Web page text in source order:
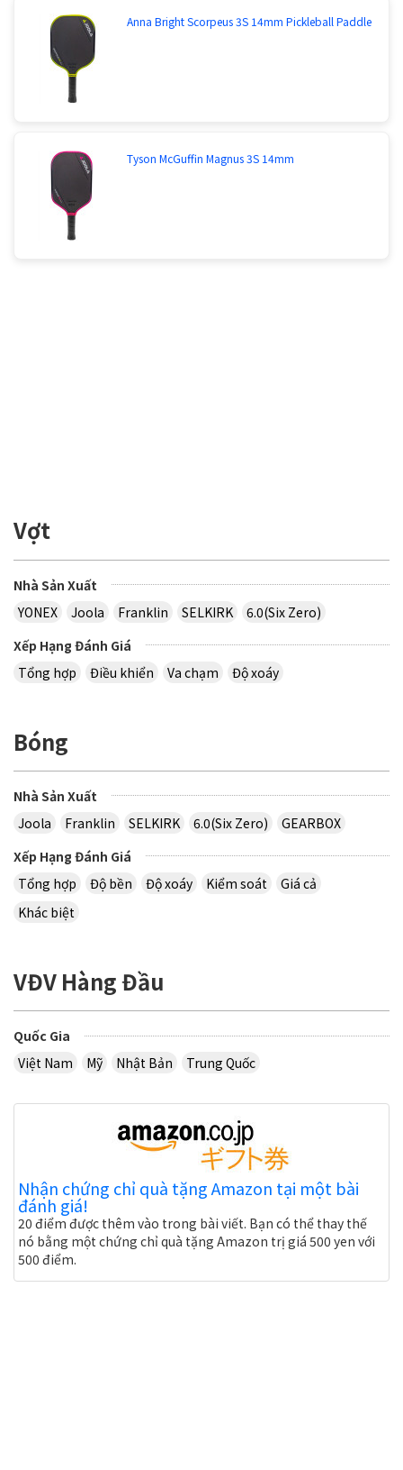
Anna Bright Scorpeus 3S 14mm Pickleball Paddle
Tyson McGuffin Magnus 3S 14mm
Vợt
Nhà Sản Xuất
YONEX
Joola Franklin SELKIRK
6.0(Six Zero)
Xếp Hạng Đánh Giá
Tổng hợp
Điều khiển Va chạm Độ xoáy
Bóng
Nhà Sản Xuất
Joola
Franklin SELKIRK 6.0(Six Zero)
GEARBOX
Xếp Hạng Đánh Giá
Tổng hợp
Độ bền Độ xoáy Kiểm soát
Giá cả
Khác biệt
VĐV Hàng Đầu
Quốc Gia
Việt Nam
Mỹ Nhật Bản Trung Quốc
Nhận chứng chỉ quà tặng Amazon tại một bài
đánh giá!
20 điểm được thêm vào trong bài viết. Bạn có thể thay thế
nó bằng một chứng chỉ quà tặng Amazon trị giá 500 yen với
500 điểm.